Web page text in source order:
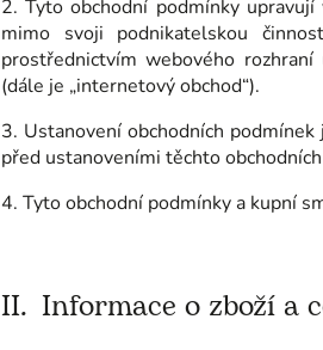
2. Tyto obchodní podmínky
mimo svoji podnikatelskou
prostřednictvím webového
(dále je „internetový obchod“).
3. Ustanovení obchodních
před ustanoveními těchto
4. Tyto obchodní podmínky a kupní
II. Informace o zboží a